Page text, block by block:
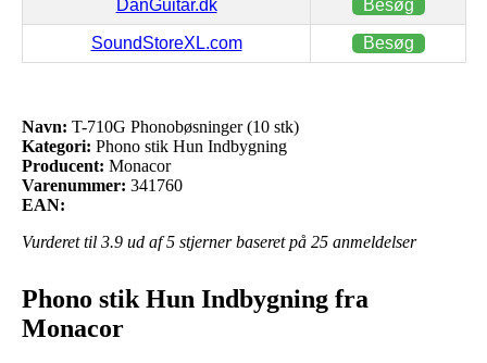
DanGuitar.dk Besøg
SoundStoreXL.com Besøg
Navn: T-710G Phonobøsninger (10 stk)
Kategori: Phono stik Hun Indbygning
Producent: Monacor
Varenummer: 341760
EAN:
Vurderet til 3.9 ud af 5 stjerner baseret på 25 anmeldelser
Phono stik Hun Indbygning fra
Monacor